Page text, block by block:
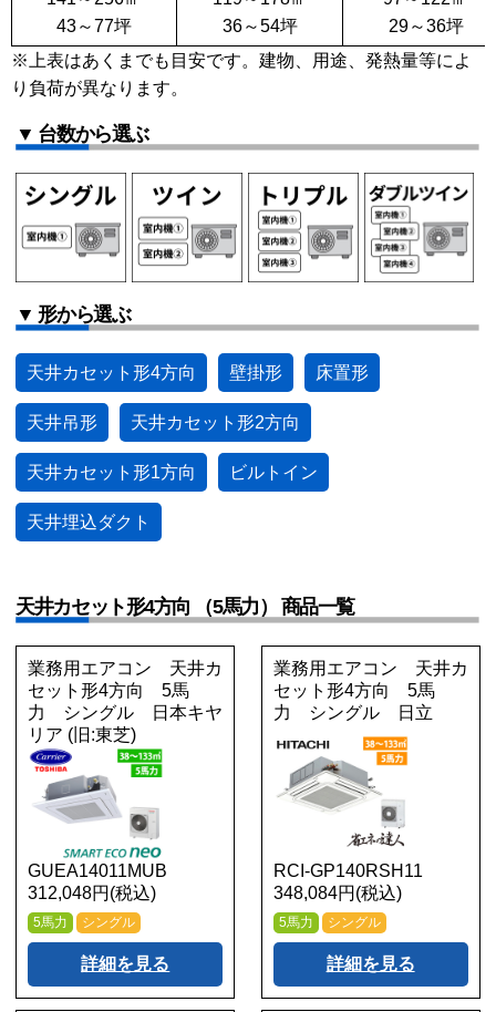
43～77坪
36～54坪
29～36坪
※上表はあくまでも目安です。建物、用途、発熱量等によ
り負荷が異なります。
▼ 台数から選ぶ
▼ 形から選ぶ
天井カセット形4方向 壁掛形 床置形
天井吊形 天井カセット形2方向
天井カセット形1方向 ビルトイン
天井埋込ダクト
天井カセット形4方向 （5馬力） 商品一覧
業務用エアコン 天井カ
セット形4方向 5馬
力 シングル 日本キヤ
リア (旧:東芝)
GUEA14011MUB
312,048円(税込)
5馬力 シングル
詳細を見る
業務用エアコン 天井カ
セット形4方向 5馬
力 シングル 日立
RCI-GP140RSH11
348,084円(税込)
5馬力 シングル
詳細を見る